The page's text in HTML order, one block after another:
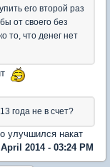
его второй раз
от своего без
то, что денег нет
года не в счет?
улучшился накат
2014 - 03:24 PM